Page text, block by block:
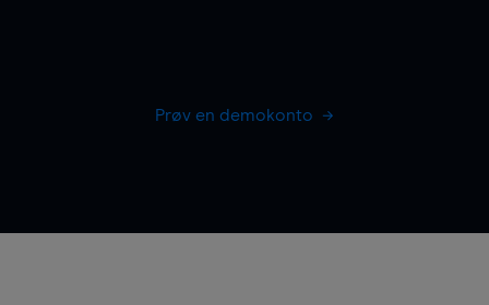
Prøv en demokonto